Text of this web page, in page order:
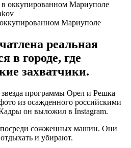
Мариуполе
реальная
в городе, где
захватчики.
программы Орел и Решка
из осажденного российскими
он выложил в Instagram.
сожженных машин. Они
и убирают.